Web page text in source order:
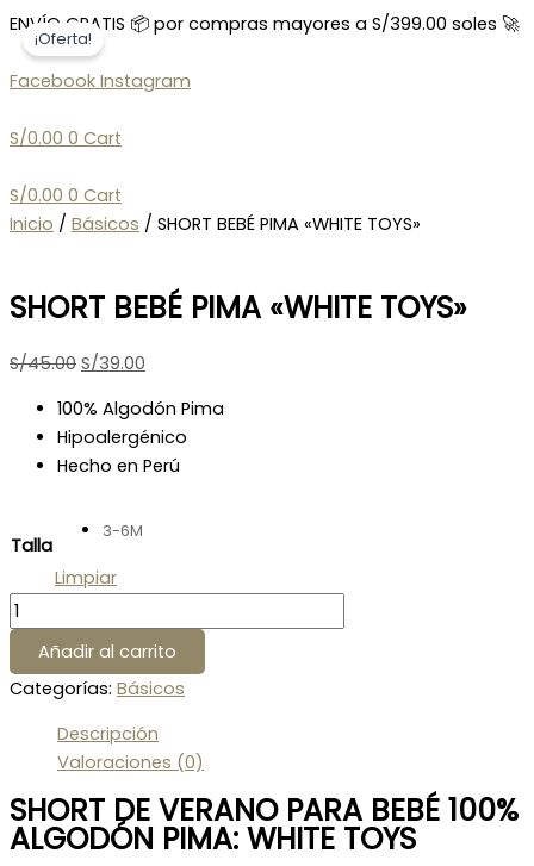
Ir
contenido
ENVÍO GRATIS 📦 por compras mayores a S/399.00 soles 🚀
Facebook Instagram
S/0.00 0 Cart
S/0.00 0 Cart
Inicio / Básicos / SHORT BEBÉ PIMA «WHITE TOYS»
¡Oferta!
SHORT BEBÉ PIMA «WHITE TOYS»
S/45.00
El
precio
original
S/45.00.
S/39.00
El
precio
es:
100% Algodón Pima
Hipoalergénico
Hecho en Perú
Talla
3-6M
Limpiar
SHORT
BEBÉ
PIMA
TOYS»
Añadir al carrito
Categorías: Básicos
Descripción
Valoraciones (0)
SHORT DE VERANO PARA BEBÉ 100%
ALGODÓN PIMA: WHITE TOYS
El
precio
original
S/45.00.
El
precio
es:
El
precio
original
S/45.00.
El
precio
es:
El
precio
original
S/45.00.
El
precio
es:
El
precio
original
S/45.00.
El
precio
es:
Search